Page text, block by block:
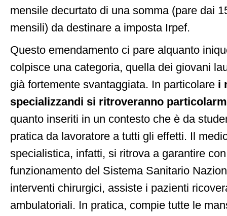
mensile decurtato di una somma (pare dai
mensili) da destinare a imposta Irpef.
Questo emendamento ci pare alquanto
colpisce una categoria, quella dei giovani
già fortemente svantaggiata. In particolare i
specializzandi si ritroveranno
quanto inseriti in un contesto che è da
pratica da lavoratore a tutti gli effetti. Il
specialistica, infatti, si ritrova a garantire
funzionamento del Sistema Sanitario
interventi chirurgici, assiste i pazienti
ambulatoriali. In pratica, compie tutte le